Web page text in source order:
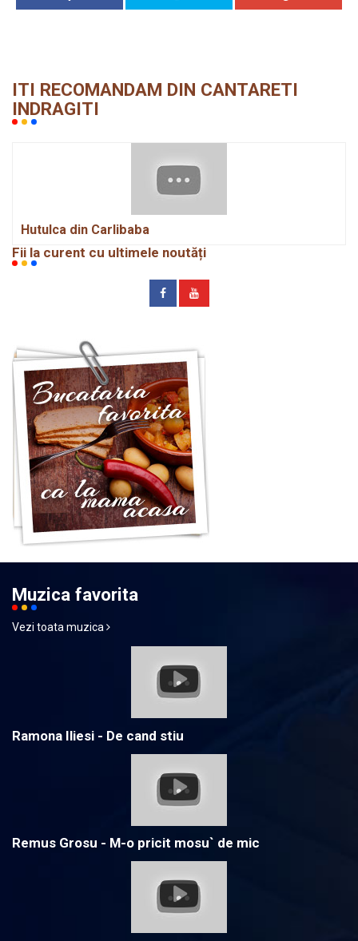
ITI RECOMANDAM DIN CANTARETI
INDRAGITI
Hutulca din Carlibaba
Fii la curent cu ultimele noutăți
Muzica favorita
Vezi toata muzica
Ramona Iliesi - De cand stiu
Remus Grosu - M-o pricit mosu` de mic